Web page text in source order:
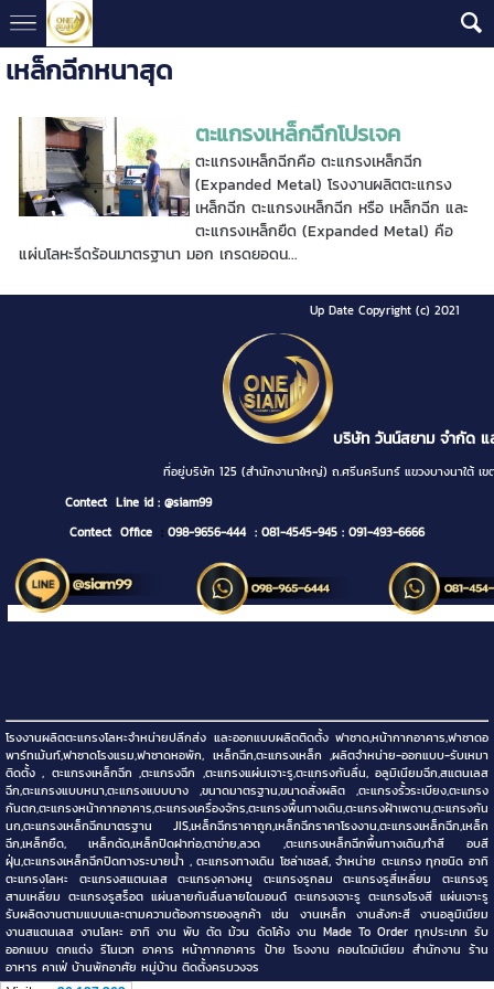
เหล็กฉีกหนาสุด
ตะแกรงเหล็กฉีกโปรเจค
ตะแกรงเหล็กฉีกคือ ตะแกรงเหล็กฉีก
(Expanded Metal) โรงงานผลิตตะแกรง
เหล็กฉีก ตะแกรงเหล็กฉีก หรือ เหล็กฉีก และ
ตะแกรงเหล็กยืด (Expanded Metal) คือ
แผ่นโลหะรีดร้อนมาตรฐานา มอก เกรดยอดน...
Up Date Copyright (c) 2021
บริษัท วันน์สยาม จำกัด แล
ที่อยู่บริษัท 125 (สำนักงานาใหญ่) ถ.ศรีนครินทร์ แขวงบางนาใ
Contect Line id : @siam99
Contect Office : 098-9656-444 : 081-4545-945 : 091-493-6666
โรงงานผลิตตะแกรงโลหะจำหน่ายปลีกส่ง และออกแบบผลิตติดตั้ง ฟาซาด,หน้ากากอาคาร,ฟาซาดอ
พาร์ทเม้นท์,ฟาซาดโรงแรม,ฟาซาดหอพัก, เหล็กฉีก,ตะแกรงเหล็ก ,ผลิตจำหน่าย-ออกแบบ-รับเหมา
ติดตั้ง , ตะแกรงเหล็กฉีก ,ตะแกรงฉีก ,ตะแกรงแผ่นเจาะรู,ตะแกรงกันลื่น, อลูมิเนียมฉีก,สแตนเลส
ฉีก,ตะแกรงแบบหนา,ตะแกรงแบบบาง ,ขนาดมาตรฐาน,ขนาดสั่งผลิต ,ตะแกรงรั้วระเบียง,ตะแกรง
กันตก,ตะแกรงหน้ากากอาคาร,ตะแกรงเครื่องจักร,ตะแกรงพื้นทางเดิน,ตะแกรงฝ้าเพดาน,ตะแกรงกัน
นก,ตะแกรงเหล็กฉีกมาตรฐาน JIS,เหล็กฉีกราคาถูก,เหล็กฉีกราคาโรงงาน,ตะแกรงเหล็กฉีก,เหล็ก
ฉีก,เหล็กยืด, เหล็กดัด,เหล็กปิดฝาท่อ,ตาข่าย,ลวด ,ตะแกรงเหล็กฉีกพื้นทางเดิน,ทำสี อบสี
ฝุ่น,ตะแกรงเหล็กฉีกปิดทางระบายน้ำ , ตะแกรงทางเดิน โซล่าเซลล์, จำหน่าย ตะแกรง ทุกชนิด อาทิ
ตะแกรงโลหะ ตะแกรงสแตนเลส ตะแกรงคางหมู ตะแกรงรูกลม ตะแกรงรูสี่เหลี่ยม ตะแกรงรู
สามเหลี่ยม ตะแกรงรูสร็อต แผ่นลายกันลื่นลายไดมอนด์ ตะแกรงเจาะรู ตะแกรงโรงสี แผ่นเจาะรู
รับผลิตงานตามแบบและตามความต้องการของลูกค้า เช่น งานเหล็ก งานสังกะสี งานอลูมิเนียม
งานสแตนเลส งานโลหะ อาทิ งาน พับ ตัด ม้วน ดัดโค้ง งาน Made To Order ทุกประเภท รับ
ออกแบบ ตกแต่ง รีโนเวท อาคาร หน้ากากอาคาร ป้าย โรงงาน คอนโดมิเนียม สำนักงาน ร้าน
อาหาร คาเฟ่ บ้านพักอาศัย หมู่บ้าน ติดตั้งครบวงจร